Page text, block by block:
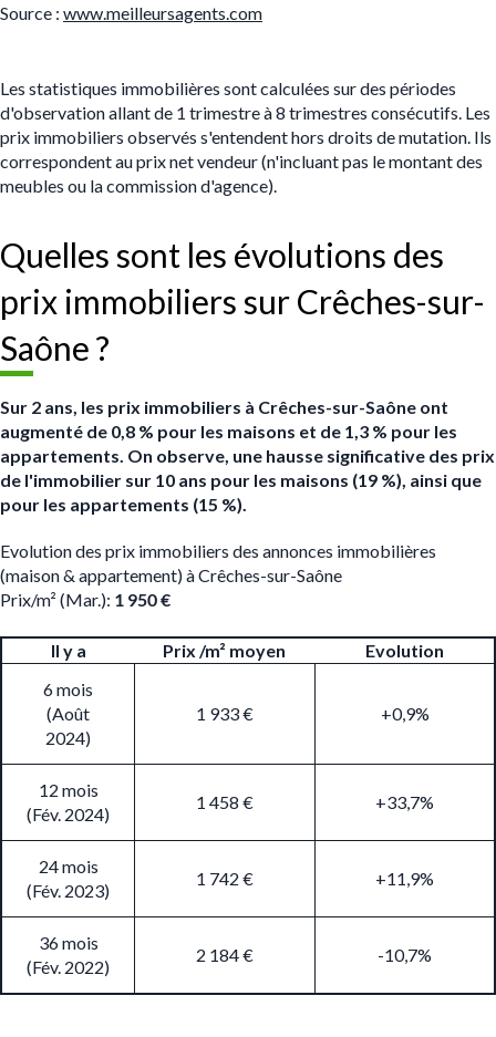
Source : www.meilleursagents.com
Les statistiques immobilières sont calculées sur des périodes
d'observation allant de 1 trimestre à 8 trimestres consécutifs. Les
prix immobiliers observés s'entendent hors droits de mutation. Ils
correspondent au prix net vendeur (n'incluant pas le montant des
meubles ou la commission d'agence).
Quelles sont les évolutions des
prix immobiliers sur Crêches-sur-
Saône ?
Sur 2 ans, les prix immobiliers à Crêches-sur-Saône ont
augmenté de 0,8 % pour les maisons et de 1,3 % pour les
appartements. On observe, une hausse significative des prix
de l'immobilier sur 10 ans pour les maisons (19 %), ainsi que
pour les appartements (15 %).
Evolution des prix immobiliers des annonces immobilières
(maison & appartement) à Crêches-sur-Saône
Prix/m² (Mar.): 1 950 €
Il y a Prix /m² moyen
Evolution
6 mois
(Août
2024)
1 933 € +0,9%
12 mois
(Fév. 2024)
1 458 € +33,7%
24 mois
(Fév. 2023)
1 742 € +11,9%
36 mois
(Fév. 2022)
2 184 € -10,7%